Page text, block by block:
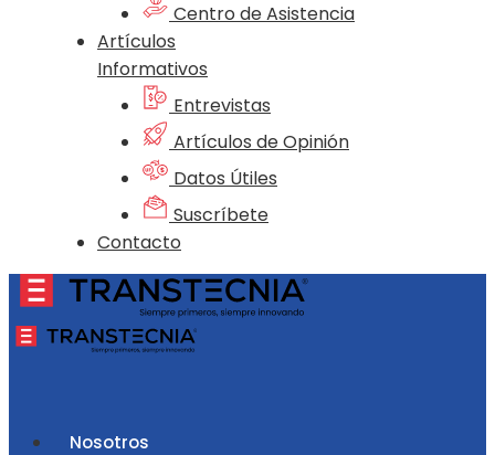
Centro de Asistencia
Artículos
Informativos
Entrevistas
Artículos de Opinión
Datos Útiles
Suscríbete
Contacto
Nosotros